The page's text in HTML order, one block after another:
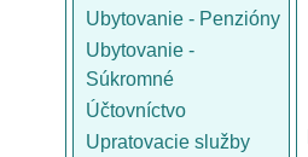
Ubytovanie - Penzióny
Ubytovanie -
Súkromné
Účtovníctvo
Upratovacie služby